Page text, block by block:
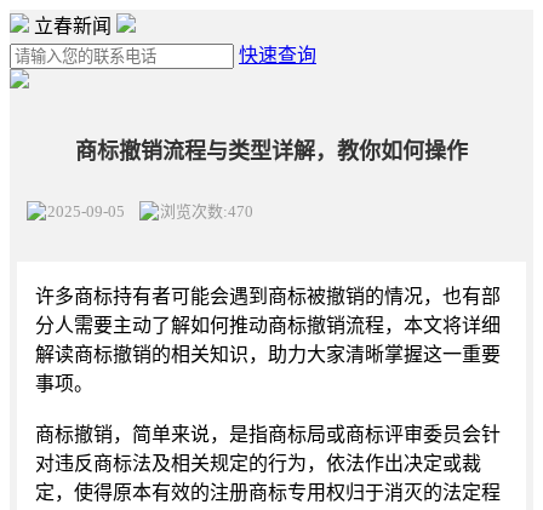
立春新闻
快速查询
商标撤销流程与类型详解，教你如何操作
2025-09-05 浏览次数:470
许多商标持有者可能会遇到商标被撤销的情况，也有部
分人需要主动了解如何推动商标撤销流程，本文将详细
解读商标撤销的相关知识，助力大家清晰掌握这一重要
事项。
商标撤销，简单来说，是指商标局或商标评审委员会针
对违反商标法及相关规定的行为，依法作出决定或裁
定，使得原本有效的注册商标专用权归于消灭的法定程